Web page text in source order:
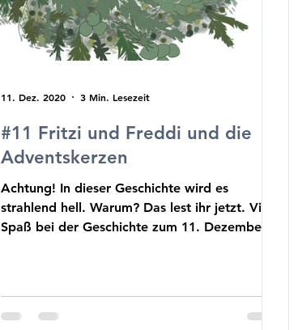
#11 Fritzi und Freddi und die
Adventskerzen
Achtung! In dieser Geschichte wird es
strahlend hell. Warum? Das lest ihr jetzt. Viel
Spaß bei der Geschichte zum 11. Dezember.
11. Dez. 2020 3 Min. Lesezeit